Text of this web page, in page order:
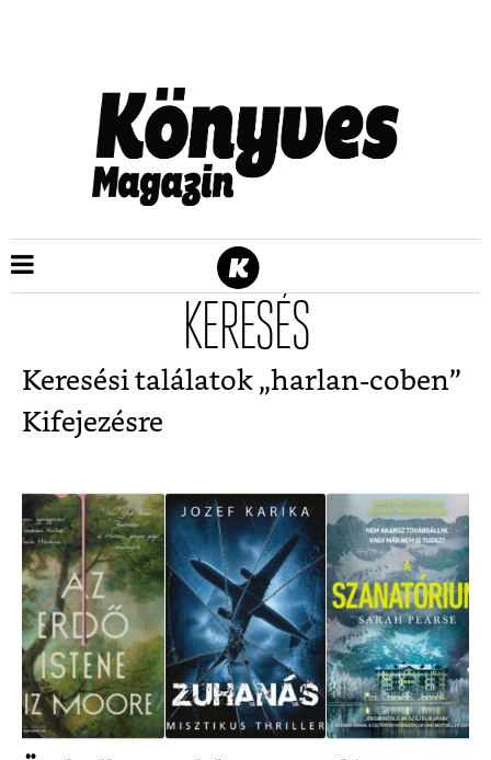
KERESÉS
Keresési találatok „harlan-coben”
Kifejezésre